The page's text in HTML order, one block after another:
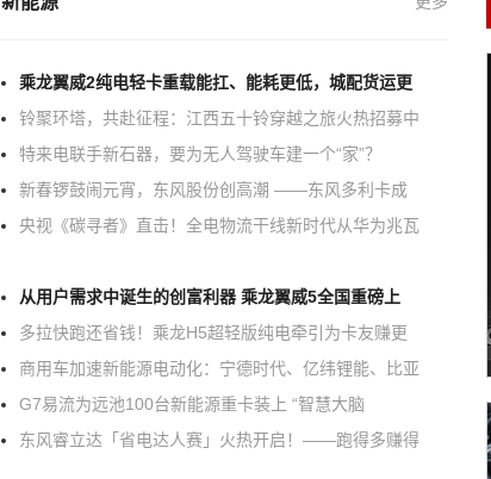
乘龙翼威2纯电轻卡重载能扛、能耗更低，城配货运更
铃聚环塔，共赴征程：江西五十铃穿越之旅火热招募中
特来电联手新石器，要为无人驾驶车建一个“家”？
新春锣鼓闹元宵，东风股份创高潮 ——东风多利卡成
央视《碳寻者》直击！全电物流干线新时代从华为兆瓦
从用户需求中诞生的创富利器 乘龙翼威5全国重磅上
多拉快跑还省钱！乘龙H5超轻版纯电牵引为卡友赚更
商用车加速新能源电动化：宁德时代、亿纬锂能、比亚
G7易流为远池100台新能源重卡装上 “智慧大脑
东风睿立达「省电达人赛」火热开启！——跑得多赚得